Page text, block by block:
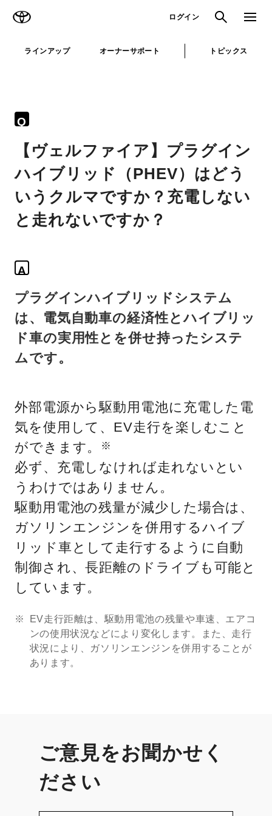
ログイン 検索 メニュ
ラインアップ オーナーサポート トピックス
Q
【ヴェルファイア】プラグイン
ハイブリッド（PHEV）はどう
いうクルマですか？充電しない
と走れないですか？
A
プラグインハイブリッドシステム
は、電気自動車の経済性とハイブリッ
ド車の実用性とを併せ持ったシステ
ムです。
外部電源から駆動用電池に充電した電
気を使用して、EV走行を楽しむこと
ができます。
※
必ず、充電しなければ走れないとい
うわけではありません。
駆動用電池の残量が減少した場合は、
ガソリンエンジンを併用するハイブ
リッド車として走行するように自動
制御され、長距離のドライブも可能と
しています。
EV走行距離は、駆動用電池の残量や車速、エアコ
ンの使用状況などにより変化します。また、走行
状況により、ガソリンエンジンを併用することが
あります。
ご意見をお聞かせく
ださい